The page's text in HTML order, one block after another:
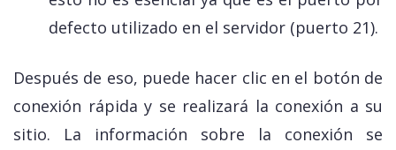
defecto utilizado en el servidor (puerto 21).
Después de eso, puede hacer clic en el botón de
conexión rápida y se realizará la conexión a su
sitio. La información sobre la conexión se